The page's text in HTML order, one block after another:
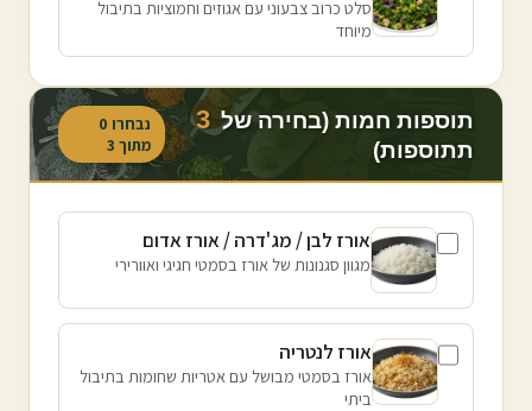
סלט כרוב צבעוני עם אגוזים וחמוציות בתיבול
מיוחד
תוספות חמות (בחירה של 3
תתוספות)
נבחרו 0
מתוך 3
אורז לבן / מג'דרה / אורז אדום
מגוון סגנונות של אורז בסמטי חגיגי ואוורירי
אורז לנטריה
אורז בסמטי מבושל עם אטריות שחומות בתיבול
ביתי